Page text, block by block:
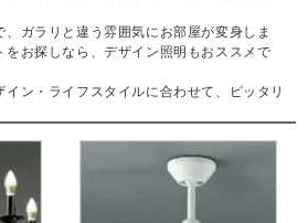
ガラリと違う雰囲気にお部屋が変身しま
お探しなら、デザイン照明もおススメで
ン・ライフスタイルに合わせて、ピッタリ